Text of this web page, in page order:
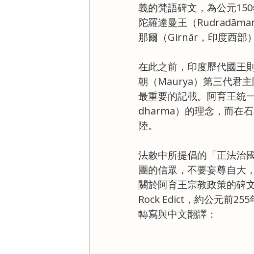
義的梵語碑文，為公元
陀羅達曼王（
那爾（Girnār，印度西部
在此之前，印度歷代國王
朝（Maurya）第三代君
最重要的記載。阿育王統
dharma）的理念，而在
陸。
法敕中所提倡的「正法治
團的信眾，不要妄尊自大
關於阿育王宗教政策的碑
Rock Edict，約公元前
轉寫與中文翻譯：